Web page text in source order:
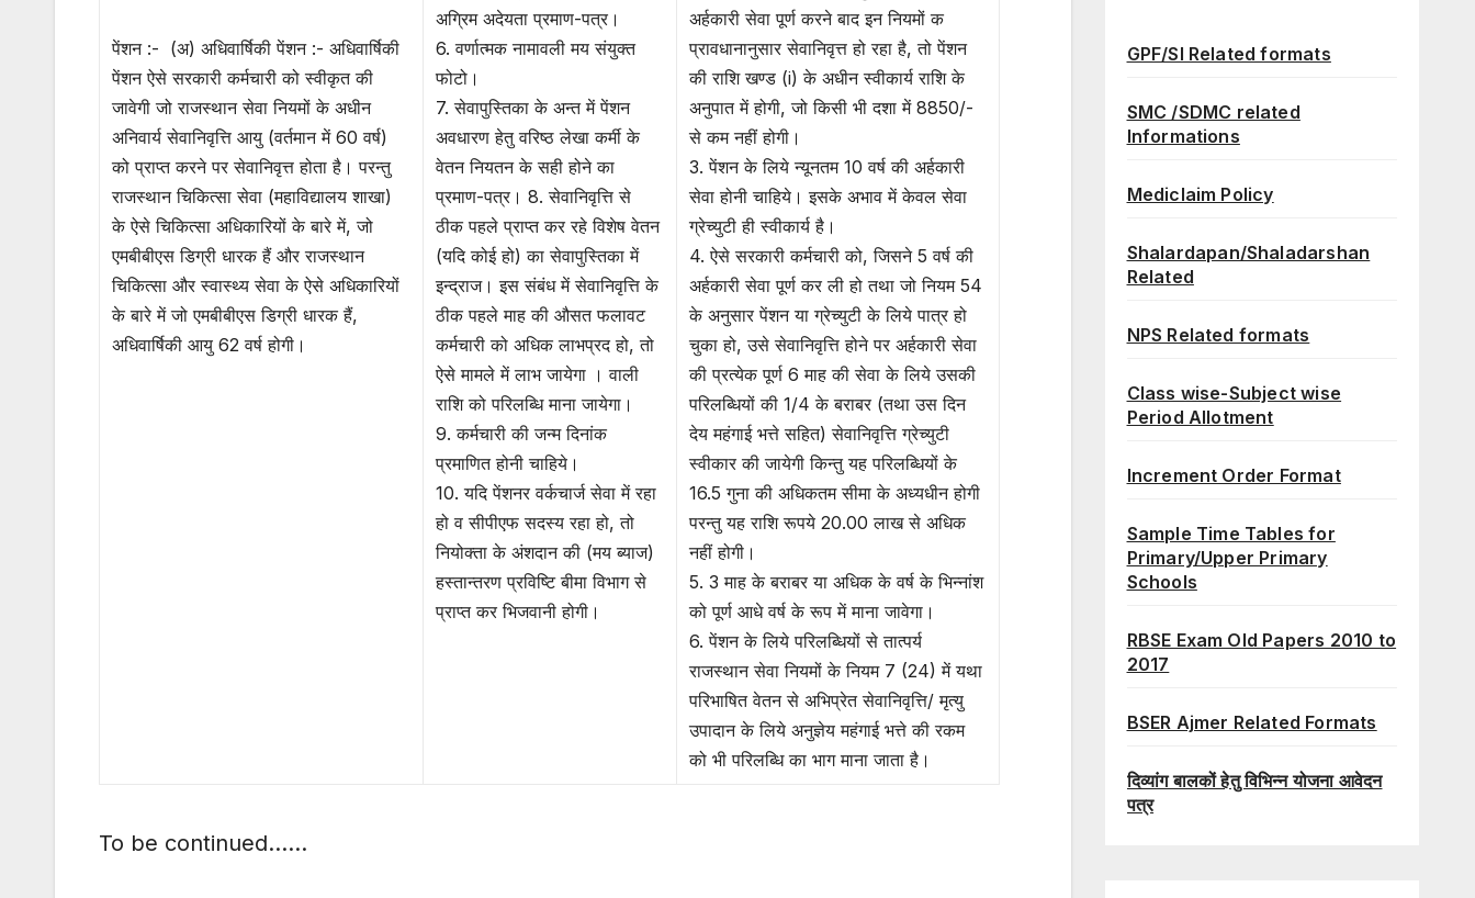
पेंशन :- (अ) अधिवार्षिकी पेंशन :- अधिवार्षिकी
पेंशन ऐसे सरकारी कर्मचारी को स्वीकृत की
जावेगी जो राजस्थान सेवा नियमों के अधीन
अनिवार्य सेवानिवृत्ति आयु (वर्तमान में 60 वर्ष)
को प्राप्त करने पर सेवानिवृत्त होता है। परन्तु
राजस्थान चिकित्सा सेवा (महाविद्यालय शाखा)
के ऐसे चिकित्सा अधिकारियों के बारे में, जो
एमबीबीएस डिग्री धारक हैं और राजस्थान
चिकित्सा और स्वास्थ्य सेवा के ऐसे अधिकारियों
के बारे में जो एमबीबीएस डिग्री धारक हैं,
अधिवार्षिकी आयु 62 वर्ष होगी।
अग्रिम अदेयता प्रमाण-पत्र।
6. वर्णात्मक नामावली मय संयुक्त
फोटो।
7. सेवापुस्तिका के अन्त में पेंशन
अवधारण हेतु वरिष्ठ लेखा कर्मी के
वेतन नियतन के सही होने का
प्रमाण-पत्र। 8. सेवानिवृत्ति से
ठीक पहले प्राप्त कर रहे विशेष वेतन
(यदि कोई हो) का सेवापुस्तिका में
इन्द्राज। इस संबंध में सेवानिवृत्ति के
ठीक पहले माह की औसत फलावट
कर्मचारी को अधिक लाभप्रद हो, तो
ऐसे मामले में लाभ जायेगा । वाली
राशि को परिलब्धि माना जायेगा।
9. कर्मचारी की जन्म दिनांक
प्रमाणित होनी चाहिये।
10. यदि पेंशनर वर्कचार्ज सेवा में रहा
हो व सीपीएफ सदस्य रहा हो, तो
नियोक्ता के अंशदान की (मय ब्याज)
हस्तान्तरण प्रविष्टि बीमा विभाग से
प्राप्त कर भिजवानी होगी।
अर्हकारी सेवा पूर्ण करने बाद इन नियमों क
प्रावधानानुसार सेवानिवृत्त हो रहा है, तो पेंशन
की राशि खण्ड (i) के अधीन स्वीकार्य राशि के
अनुपात में होगी, जो किसी भी दशा में 8850/-
से कम नहीं होगी।
3. पेंशन के लिये न्यूनतम 10 वर्ष की अर्हकारी
सेवा होनी चाहिये। इसके अभाव में केवल सेवा
ग्रेच्युटी ही स्वीकार्य है।
4. ऐसे सरकारी कर्मचारी को, जिसने 5 वर्ष की
अर्हकारी सेवा पूर्ण कर ली हो तथा जो नियम 54
के अनुसार पेंशन या ग्रेच्युटी के लिये पात्र हो
चुका हो, उसे सेवानिवृत्ति होने पर अर्हकारी सेवा
की प्रत्येक पूर्ण 6 माह की सेवा के लिये उसकी
परिलब्धियों की 1/4 के बराबर (तथा उस दिन
देय महंगाई भत्ते सहित) सेवानिवृत्ति ग्रेच्युटी
स्वीकार की जायेगी किन्तु यह परिलब्धियों के
16.5 गुना की अधिकतम सीमा के अध्यधीन होगी
परन्तु यह राशि रूपये 20.00 लाख से अधिक
नहीं होगी।
5. 3 माह के बराबर या अधिक के वर्ष के भिन्नांश
को पूर्ण आधे वर्ष के रूप में माना जावेगा।
6. पेंशन के लिये परिलब्धियों से तात्पर्य
राजस्थान सेवा नियमों के नियम 7 (24) में यथा
परिभाषित वेतन से अभिप्रेत सेवानिवृत्ति/ मृत्यु
उपादान के लिये अनुज्ञेय महंगाई भत्ते की रकम
को भी परिलब्धि का भाग माना जाता है।
To be continued……
GPF/SI Related formats
SMC /SDMC related
Informations
Mediclaim Policy
Shalardapan/Shaladarshan
Related
NPS Related formats
Class wise-Subject wise
Period Allotment
Increment Order Format
Sample Time Tables for
Primary/Upper Primary
Schools
RBSE Exam Old Papers 2010 to
2017
BSER Ajmer Related Formats
दिव्यांग बालकों हेतु विभिन्न योजना आवेदन
पत्र